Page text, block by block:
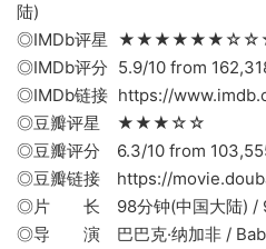
陆)
◎IMDb评星
◎IMDb评分 5.9/10 from
◎IMDb链接 https://
◎豆瓣评星 ★★★☆☆
◎豆瓣评分 6.3/10 from
◎豆瓣链接 https://
◎片 长 98分钟(中国大陆) /
◎导 演 巴巴克·纳加非 /